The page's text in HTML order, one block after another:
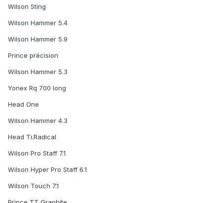
Wilson Sting
Wilson Hammer 5.4
Wilson Hammer 5.9
Prince précision
Wilson Hammer 5.3
Yonex Rq 700 long
Head One
Wilson Hammer 4.3
Head Ti.Radical
Wilson Pro Staff 7.1
Wilson Hyper Pro Staff 6.1
Wilson Touch 7.1